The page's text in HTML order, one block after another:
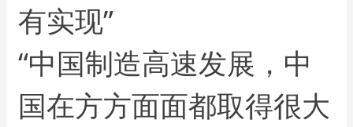
有实现”
“中国制造高速发展，中
国在方方面面都取得很大